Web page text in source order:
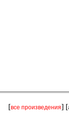
[все произведения] [